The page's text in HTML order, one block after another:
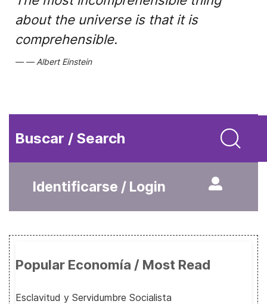
about the universe is that it is
comprehensible.
Albert Einstein
Buscar / Search
Identificarse / Login
Popular Economía / Most Read
Esclavitud y Servidumbre Socialista